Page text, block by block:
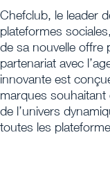
Chefclub, le leader
plateformes
de sa nouvelle offre
partenariat avec
innovante est
marques
de l’univers
toutes les